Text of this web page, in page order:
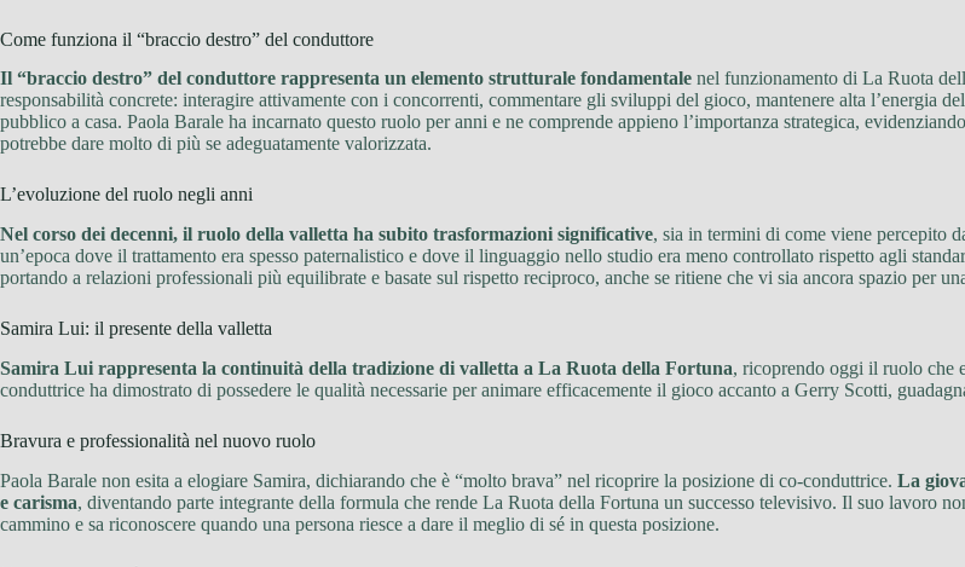
Come funziona il “braccio destro” del conduttore
Il “braccio destro” del conduttore rappresenta un elemento strutturale fondamentale nel funzionamento di La Ruota
responsabilità concrete: interagire attivamente con i concorrenti, commentare gli sviluppi del gioco, mantenere alta l’energia
pubblico a casa. Paola Barale ha incarnato questo ruolo per anni e ne comprende appieno l’importanza strategica,
potrebbe dare molto di più se adeguatamente valorizzata.
L’evoluzione del ruolo negli anni
Nel corso dei decenni, il ruolo della valletta ha subito trasformazioni significative, sia in termini di come viene percepito
un’epoca dove il trattamento era spesso paternalistico e dove il linguaggio nello studio era meno controllato rispetto agli
portando a relazioni professionali più equilibrate e basate sul rispetto reciproco, anche se ritiene che vi sia ancora spazio per
Samira Lui: il presente della valletta
Samira Lui rappresenta la continuità della tradizione di valletta a La Ruota della Fortuna, ricoprendo oggi il ruolo che
conduttrice ha dimostrato di possedere le qualità necessarie per animare efficacemente il gioco accanto a Gerry Scotti,
Bravura e professionalità nel nuovo ruolo
Paola Barale non esita a elogiare Samira, dichiarando che è “molto brava” nel ricoprire la posizione di co-conduttrice. La
e carisma, diventando parte integrante della formula che rende La Ruota della Fortuna un successo televisivo. Il suo lavoro
cammino e sa riconoscere quando una persona riesce a dare il meglio di sé in questa posizione.